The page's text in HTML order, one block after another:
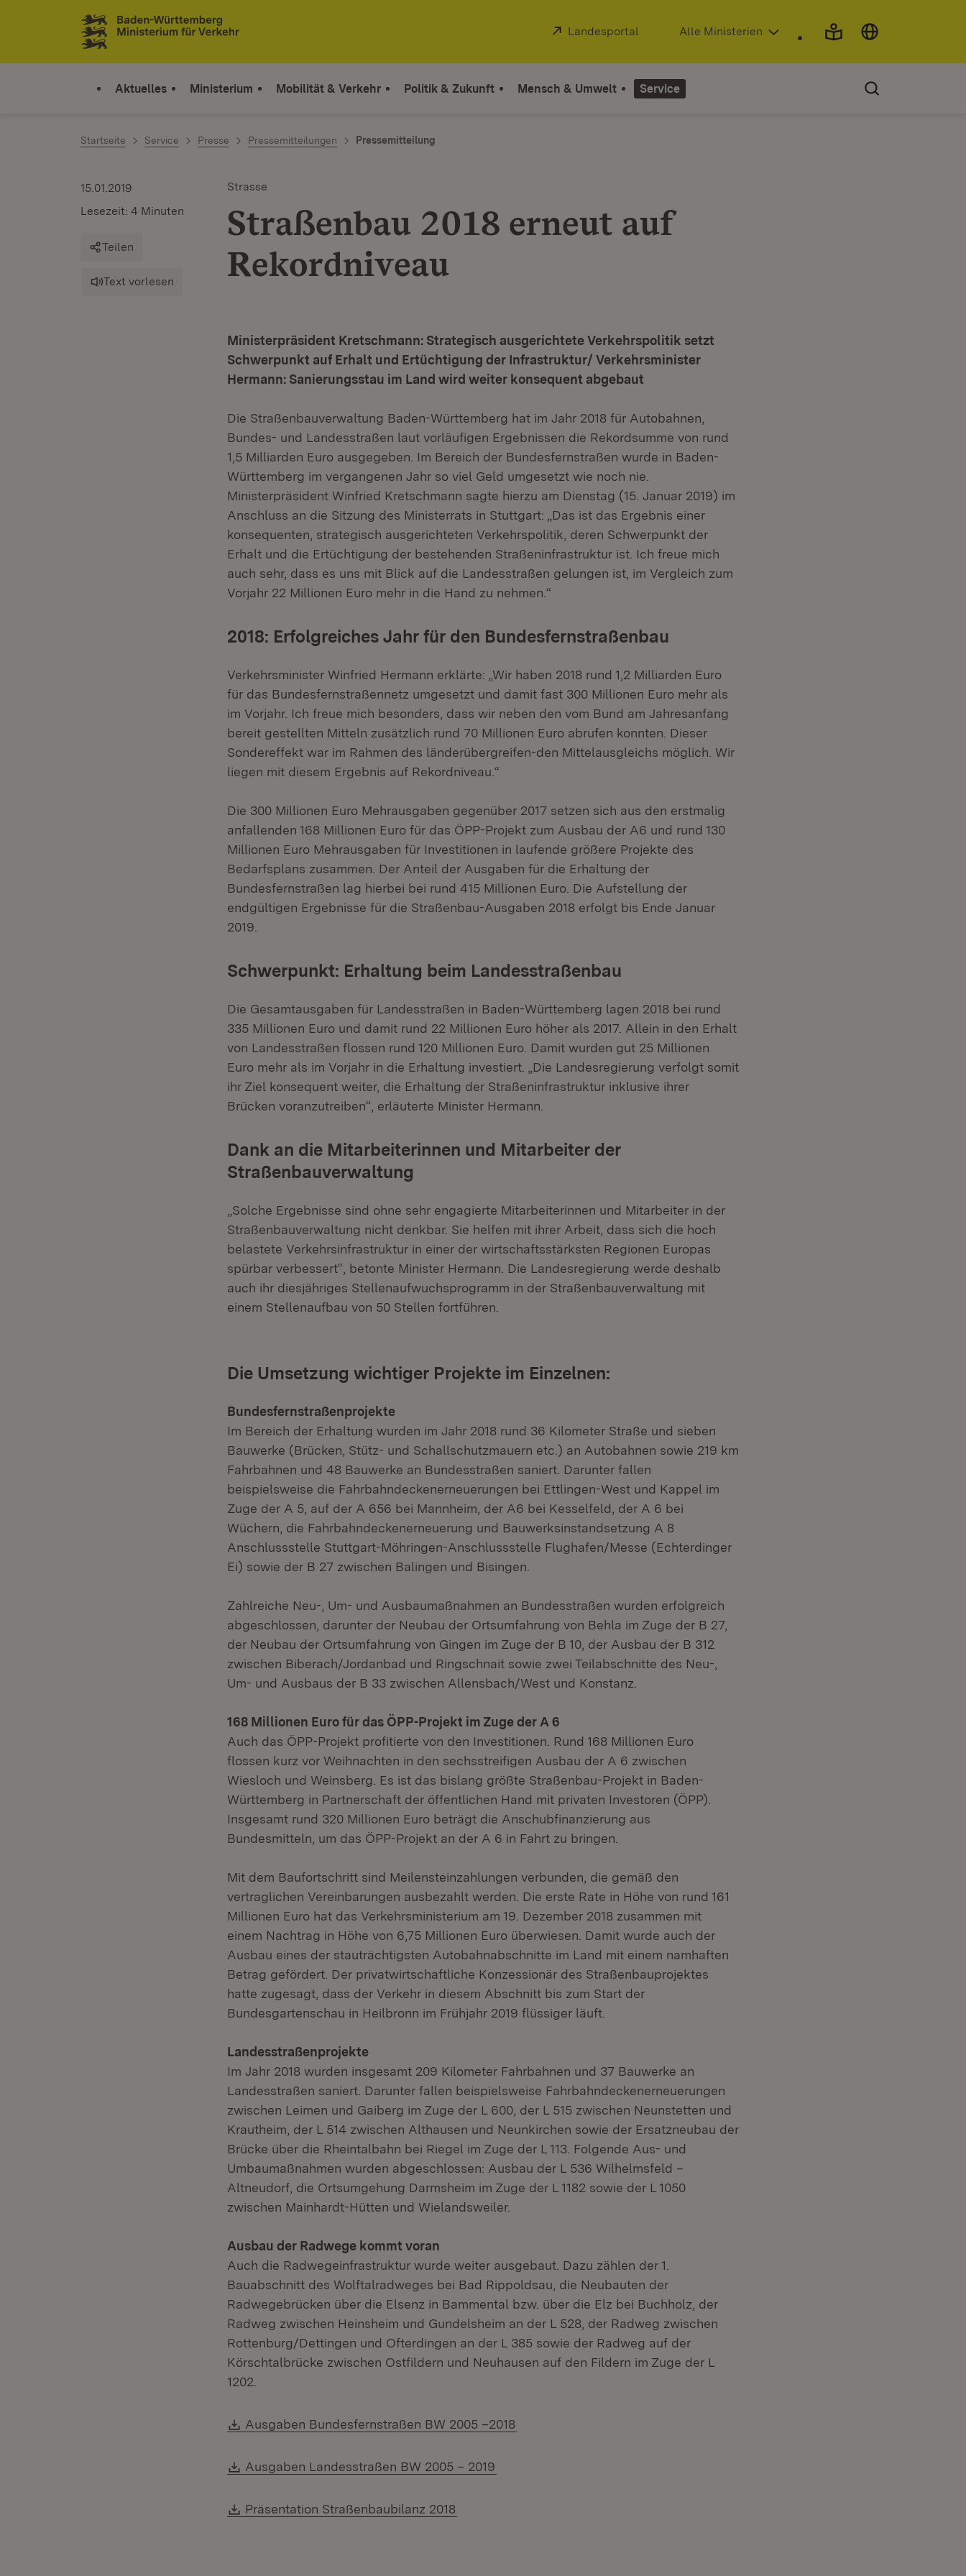
Zum Inhalt springen
Link zur Startseite
Extern:
Landesportal (Öffnet in neuem Fenster)
Alle Ministerien
Aktuelles Ministerium Mobilität & Verkehr Politik & Zukunft Mensch & Umwelt Service
Startseite Service Presse Pressemitteilungen Pressemitteilung
Strasse
Straßenbau 2018 erneut auf
Rekordniveau
15.01.2019
Lesezeit: 4 Minuten
Teilen
Text vorlesen
Ministerpräsident Kretschmann: Strategisch ausgerichtete Verkehrspolitik setzt
Schwerpunkt auf Erhalt und Ertüchtigung der Infrastruktur/ Verkehrsminister
Hermann: Sanierungsstau im Land wird weiter konsequent abgebaut
Die Straßenbauverwaltung Baden-Württemberg hat im Jahr 2018 für Autobahnen,
Bundes- und Landesstraßen laut vorläufigen Ergebnissen die Rekordsumme von rund
1,5 Milliarden Euro ausgegeben. Im Bereich der Bundesfernstraßen wurde in Baden-
Württemberg im vergangenen Jahr so viel Geld umgesetzt wie noch nie.
Ministerpräsident Winfried Kretschmann sagte hierzu am Dienstag (15. Januar 2019) im
Anschluss an die Sitzung des Ministerrats in Stuttgart: „Das ist das Ergebnis einer
konsequenten, strategisch ausgerichteten Verkehrspolitik, deren Schwerpunkt der
Erhalt und die Ertüchtigung der bestehenden Straßeninfrastruktur ist. Ich freue mich
auch sehr, dass es uns mit Blick auf die Landesstraßen gelungen ist, im Vergleich zum
Vorjahr 22 Millionen Euro mehr in die Hand zu nehmen.“
2018: Erfolgreiches Jahr für den Bundesfernstraßenbau
Verkehrsminister Winfried Hermann erklärte: „Wir haben 2018 rund 1,2 Milliarden Euro
für das Bundesfernstraßennetz umgesetzt und damit fast 300 Millionen Euro mehr als
im Vorjahr. Ich freue mich besonders, dass wir neben den vom Bund am Jahresanfang
bereit gestellten Mitteln zusätzlich rund 70 Millionen Euro abrufen konnten. Dieser
Sondereffekt war im Rahmen des länderübergreifen-den Mittelausgleichs möglich. Wir
liegen mit diesem Ergebnis auf Rekordniveau.“
Die 300 Millionen Euro Mehrausgaben gegenüber 2017 setzen sich aus den erstmalig
anfallenden 168 Millionen Euro für das ÖPP-Projekt zum Ausbau der A6 und rund 130
Millionen Euro Mehrausgaben für Investitionen in laufende größere Projekte des
Bedarfsplans zusammen. Der Anteil der Ausgaben für die Erhaltung der
Bundesfernstraßen lag hierbei bei rund 415 Millionen Euro. Die Aufstellung der
endgültigen Ergebnisse für die Straßenbau-Ausgaben 2018 erfolgt bis Ende Januar
2019.
Schwerpunkt: Erhaltung beim Landesstraßenbau
Die Gesamtausgaben für Landesstraßen in Baden-Württemberg lagen 2018 bei rund
335 Millionen Euro und damit rund 22 Millionen Euro höher als 2017. Allein in den Erhalt
von Landesstraßen flossen rund 120 Millionen Euro. Damit wurden gut 25 Millionen
Euro mehr als im Vorjahr in die Erhaltung investiert. „Die Landesregierung verfolgt somit
ihr Ziel konsequent weiter, die Erhaltung der Straßeninfrastruktur inklusive ihrer
Brücken voranzutreiben“, erläuterte Minister Hermann.
Dank an die Mitarbeiterinnen und Mitarbeiter der
Straßenbauverwaltung
„Solche Ergebnisse sind ohne sehr engagierte Mitarbeiterinnen und Mitarbeiter in der
Straßenbauverwaltung nicht denkbar. Sie helfen mit ihrer Arbeit, dass sich die hoch
belastete Verkehrsinfrastruktur in einer der wirtschaftsstärksten Regionen Europas
spürbar verbessert“, betonte Minister Hermann. Die Landesregierung werde deshalb
auch ihr diesjähriges Stellenaufwuchsprogramm in der Straßenbauverwaltung mit
einem Stellenaufbau von 50 Stellen fortführen.
Die Umsetzung wichtiger Projekte im Einzelnen:
Bundesfernstraßenprojekte
Im Bereich der Erhaltung wurden im Jahr 2018 rund 36 Kilometer Straße und sieben
Bauwerke (Brücken, Stütz- und Schallschutzmauern etc.) an Autobahnen sowie 219 km
Fahrbahnen und 48 Bauwerke an Bundesstraßen saniert. Darunter fallen
beispielsweise die Fahrbahndeckenerneuerungen bei Ettlingen-West und Kappel im
Zuge der A 5, auf der A 656 bei Mannheim, der A6 bei Kesselfeld, der A 6 bei
Wüchern, die Fahrbahndeckenerneuerung und Bauwerksinstandsetzung A 8
Anschlussstelle Stuttgart-Möhringen-Anschlussstelle Flughafen/Messe (Echterdinger
Ei) sowie der B 27 zwischen Balingen und Bisingen.
Zahlreiche Neu-, Um- und Ausbaumaßnahmen an Bundesstraßen wurden erfolgreich
abgeschlossen, darunter der Neubau der Ortsumfahrung von Behla im Zuge der B 27,
der Neubau der Ortsumfahrung von Gingen im Zuge der B 10, der Ausbau der B 312
zwischen Biberach/Jordanbad und Ringschnait sowie zwei Teilabschnitte des Neu-,
Um- und Ausbaus der B 33 zwischen Allensbach/West und Konstanz.
168 Millionen Euro für das ÖPP-Projekt im Zuge der A 6
Auch das ÖPP-Projekt profitierte von den Investitionen. Rund 168 Millionen Euro
flossen kurz vor Weihnachten in den sechsstreifigen Ausbau der A 6 zwischen
Wiesloch und Weinsberg. Es ist das bislang größte Straßenbau-Projekt in Baden-
Württemberg in Partnerschaft der öffentlichen Hand mit privaten Investoren (ÖPP).
Insgesamt rund 320 Millionen Euro beträgt die Anschubfinanzierung aus
Bundesmitteln, um das ÖPP-Projekt an der A 6 in Fahrt zu bringen.
Mit dem Baufortschritt sind Meilensteinzahlungen verbunden, die gemäß den
vertraglichen Vereinbarungen ausbezahlt werden. Die erste Rate in Höhe von rund 161
Millionen Euro hat das Verkehrsministerium am 19. Dezember 2018 zusammen mit
einem Nachtrag in Höhe von 6,75 Millionen Euro überwiesen. Damit wurde auch der
Ausbau eines der stauträchtigsten Autobahnabschnitte im Land mit einem namhaften
Betrag gefördert. Der privatwirtschaftliche Konzessionär des Straßenbauprojektes
hatte zugesagt, dass der Verkehr in diesem Abschnitt bis zum Start der
Bundesgartenschau in Heilbronn im Frühjahr 2019 flüssiger läuft.
Landesstraßenprojekte
Im Jahr 2018 wurden insgesamt 209 Kilometer Fahrbahnen und 37 Bauwerke an
Landesstraßen saniert. Darunter fallen beispielsweise Fahrbahndeckenerneuerungen
zwischen Leimen und Gaiberg im Zuge der L 600, der L 515 zwischen Neunstetten und
Krautheim, der L 514 zwischen Althausen und Neunkirchen sowie der Ersatzneubau der
Brücke über die Rheintalbahn bei Riegel im Zuge der L 113. Folgende Aus- und
Umbaumaßnahmen wurden abgeschlossen: Ausbau der L 536 Wilhelmsfeld –
Altneudorf, die Ortsumgehung Darmsheim im Zuge der L 1182 sowie der L 1050
zwischen Mainhardt-Hütten und Wielandsweiler.
Ausbau der Radwege kommt voran
Auch die Radwegeinfrastruktur wurde weiter ausgebaut. Dazu zählen der 1.
Bauabschnitt des Wolftalradweges bei Bad Rippoldsau, die Neubauten der
Radwegebrücken über die Elsenz in Bammental bzw. über die Elz bei Buchholz, der
Radweg zwischen Heinsheim und Gundelsheim an der L 528, der Radweg zwischen
Rottenburg/Dettingen und Ofterdingen an der L 385 sowie der Radweg auf der
Körschtalbrücke zwischen Ostfildern und Neuhausen auf den Fildern im Zuge der L
1202.
Download:
Ausgaben Bundesfernstraßen BW 2005 –2018
Download:
Ausgaben Landesstraßen BW 2005 – 2019
Download:
Präsentation Straßenbaubilanz 2018